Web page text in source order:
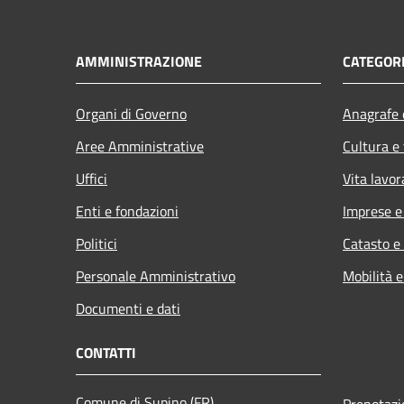
AMMINISTRAZIONE
Organi di Governo
Aree Amministrative
Uffici
Enti e fondazioni
Politici
Personale Amministrativo
Documenti e dati
Cultura
Vita
Imprese
Catasto
Mobilità
CONTATTI